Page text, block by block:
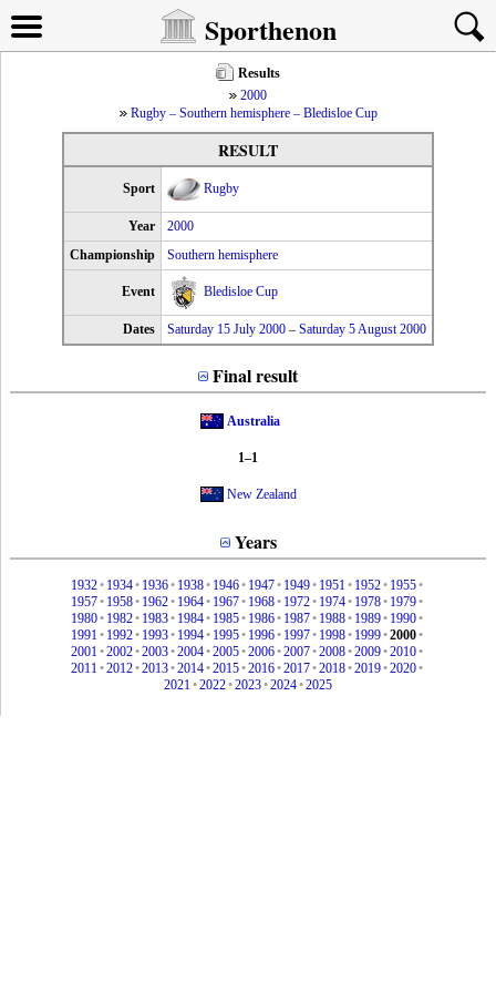
Sporthenon
Results
2000
Rugby – Southern hemisphere – Bledisloe Cup
RESULT
Sport Rugby
Year
2000
Championship
Southern hemisphere
Event Bledisloe Cup
Dates Saturday 15 July 2000 – Saturday 5 August 2000
Final result
Australia
1–1
New Zealand
Years
1932• 1934• 1936• 1938• 1946• 1947• 1949• 1951• 1952• 1955•
1957• 1958• 1962• 1964• 1967• 1968• 1972• 1974• 1978• 1979•
1980• 1982• 1983• 1984• 1985• 1986• 1987• 1988• 1989• 1990•
1991• 1992• 1993• 1994• 1995• 1996• 1997• 1998• 1999•2000•
2001•2002•2003•2004•2005•2006•2007•2008•2009•2010•
2011•2012•2013•2014•2015•2016•2017•2018•2019•2020•
2021•2022•2023•2024•2025